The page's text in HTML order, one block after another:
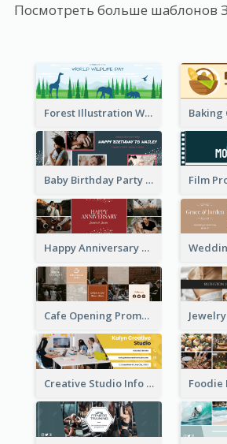
Посмотреть больше шаблонов
Forest Illustration World Wildlife Day Twitter Header
Baby Birthday Party Twitter Header
Happy Anniversary Twitter Header
Cafe Opening Promotion Twitter Header
Creative Studio Info Twitter Header